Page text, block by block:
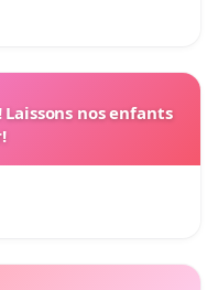
to be entrusted to
to residents and
above commercial
nos enfants